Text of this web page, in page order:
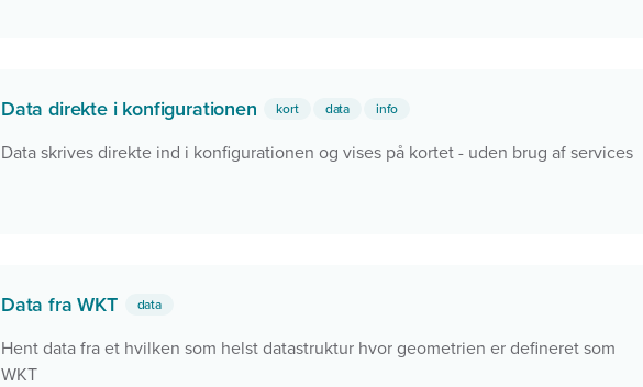
Data direkte i konfigurationen kort data info
Data skrives direkte ind i konfigurationen og vises på kortet - uden brug af services
Data fra WKT data
Hent data fra et hvilken som helst datastruktur hvor geometrien er defineret som
WKT